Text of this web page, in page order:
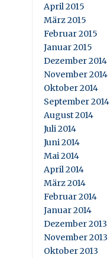
April 2015
März 2015
Februar 2015
Januar 2015
Dezember 2014
November 2014
Oktober 2014
September 2014
August 2014
Juli 2014
Juni 2014
Mai 2014
April 2014
März 2014
Februar 2014
Januar 2014
Dezember 2013
November 2013
Oktober 2013